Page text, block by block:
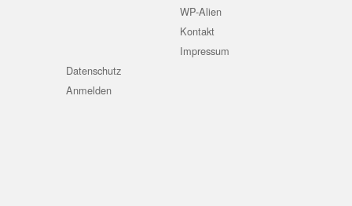
WP-Alien
Kontakt
Impressum
Datenschutz
Anmelden